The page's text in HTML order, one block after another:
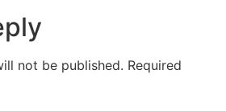
not be published. Required